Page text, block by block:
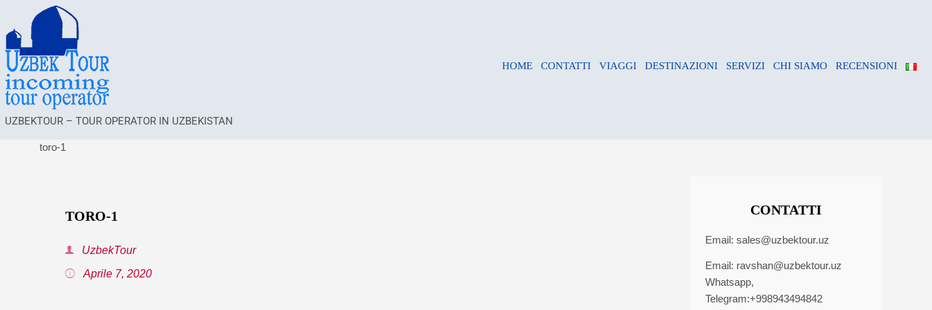
UZBEKTOUR – TOUR OPERATOR IN UZBEKISTAN
HOME CONTATTI VIAGGI DESTINAZIONI SERVIZI CHI SIAMO RECENSIONI
toro-1
TORO-1
UzbekTour
Aprile 7, 2020
CONTATTI
Email: sales@uzbektour.uz
Email: ravshan@uzbektour.uz
Whatsapp,
Telegram:+998943494842